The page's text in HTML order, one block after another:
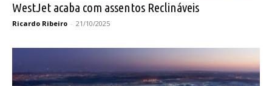
WestJet acaba com assentos Reclináveis
Ricardo Ribeiro - 21/10/2025